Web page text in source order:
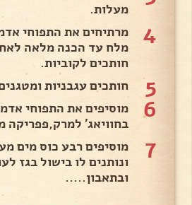
מעלות.
4
מרתיחים את התפוחי
מלח עד הכנה מלאה
חותכים לקוביות.
5 חותכים עגבניות
6
מוסיפים את התפוחי
בחוויאג' למרק,פפריקה
7
מוסיפים רבע כוס מים
ונותנים לו בישול בגז
ובתאבון.....